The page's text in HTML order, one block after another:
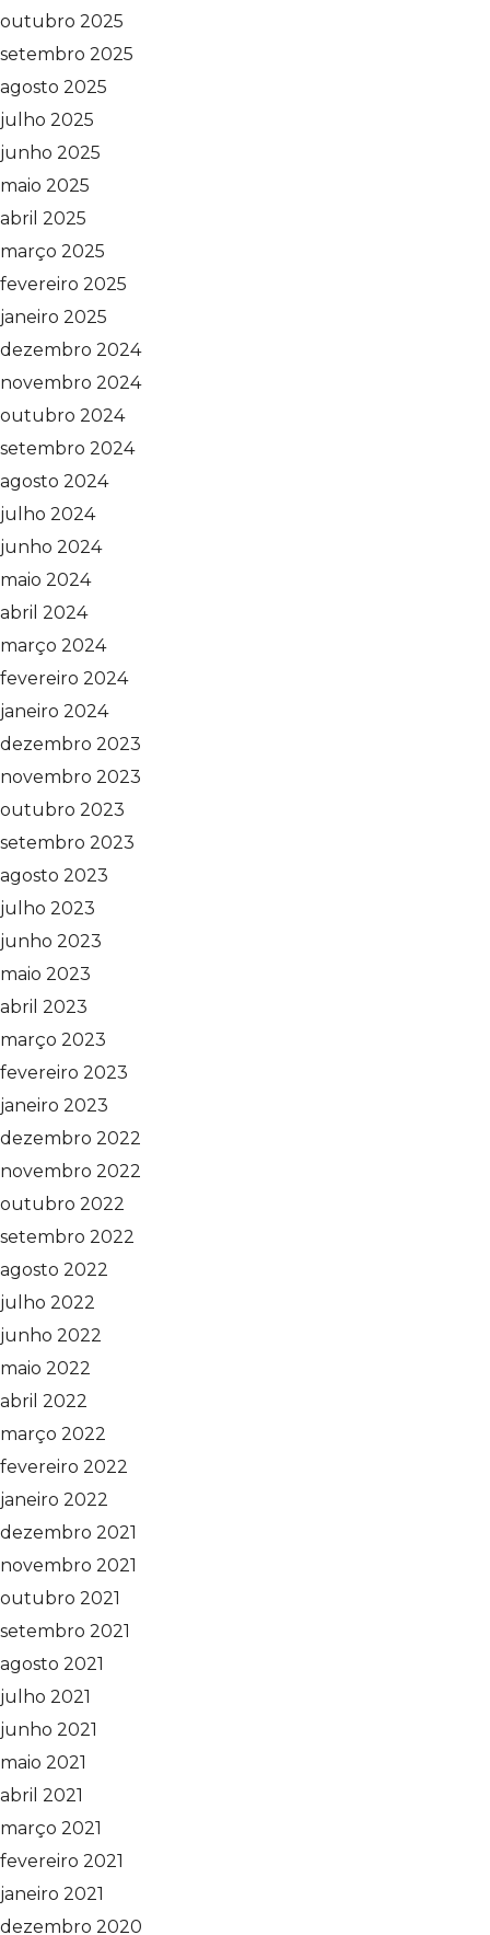
outubro 2025
setembro 2025
agosto 2025
julho 2025
junho 2025
maio 2025
abril 2025
março 2025
fevereiro 2025
janeiro 2025
dezembro 2024
novembro 2024
outubro 2024
setembro 2024
agosto 2024
julho 2024
junho 2024
maio 2024
abril 2024
março 2024
fevereiro 2024
janeiro 2024
dezembro 2023
novembro 2023
outubro 2023
setembro 2023
agosto 2023
julho 2023
junho 2023
maio 2023
abril 2023
março 2023
fevereiro 2023
janeiro 2023
dezembro 2022
novembro 2022
outubro 2022
setembro 2022
agosto 2022
julho 2022
junho 2022
maio 2022
abril 2022
março 2022
fevereiro 2022
janeiro 2022
dezembro 2021
novembro 2021
outubro 2021
setembro 2021
agosto 2021
julho 2021
junho 2021
maio 2021
abril 2021
março 2021
fevereiro 2021
janeiro 2021
dezembro 2020